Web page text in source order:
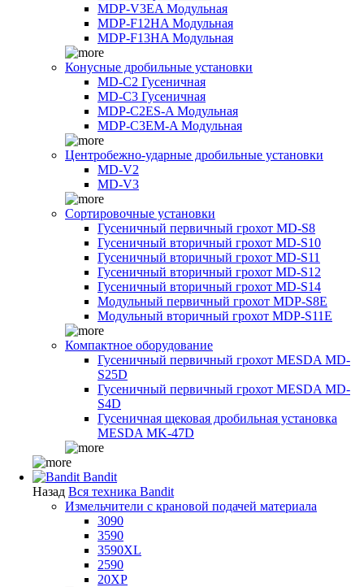
MDP-V3EA Модульная
MDP-F12HA Модульная
MDP-F13HA Модульная
Конусные дробильные установки
MD-C2 Гусеничная
MD-C3 Гусеничная
MDP-C2ES-A Модульная
MDP-C3EM-A Модульная
Центробежно-ударные дробильные установки
MD-V2
MD-V3
Сортировочные установки
Гусеничный первичный грохот MD-S8
Гусеничный вторичный грохот MD-S10
Гусеничный вторичный грохот MD-S11
Гусеничный вторичный грохот MD-S12
Гусеничный вторичный грохот MD-S14
Модульный первичный грохот MDP-S8E
Модульный вторичный грохот MDP-S11E
Компактное оборудование
Гусеничный первичный грохот MESDA MD-
S25D
Гусеничный первичный грохот MESDA MD-
S4D
Гусеничная щековая дробильная установка
MESDA MK-47D
Bandit
Назад Вся техника Bandit
Измельчители с крановой подачей материала
3090
3590
3590XL
2590
20XP